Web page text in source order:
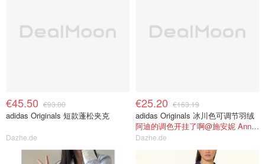
€45.50 €93.00
adidas Originals 短款蓬松夹克
Dazhe.de
€25.20 €163.19
adidas Originals 冰川色可调节羽绒
阿迪的调色开挂了啊@施安妮 AnnyShi
Dazhe.de